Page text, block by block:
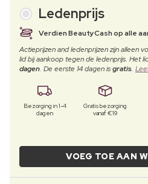
Ledenprijs
Verdien BeautyCash op alle
Actieprijzen and ledenprijzen zijn alleen
lid bij aankoop tegen de ledenprijs. Het
dagen. De eerste 14 dagen isgratis.
Bezorging in 1-4
dagen
Gratis bezorging
vanaf €19
VOEG TOE AAN